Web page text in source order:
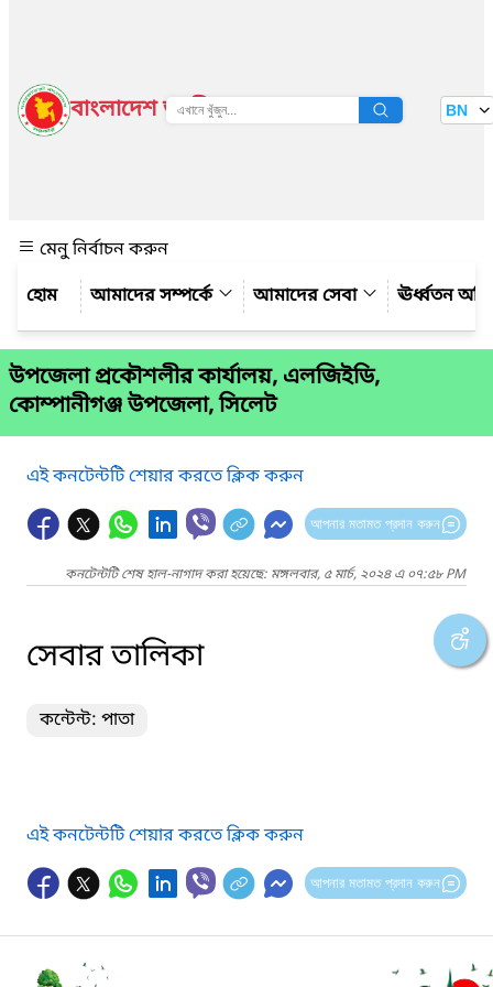
বাংলাদেশ জাতীয় তথ্য বাতায়ন BN
মেনু নির্বাচন করুন
আমাদের সম্পর্কে
আমাদের সেবা ঊর্ধ্বতন
উপজেলা প্রকৌশলীর কার্যালয়, এলজিইডি,
কোম্পানীগঞ্জ উপজেলা, সিলেট
এই কনটেন্টটি শেয়ার করতে ক্লিক করুন
আপনার মতামত প্রদান করুন
কনটেন্টটি শেষ হাল-নাগাদ করা হয়েছে: মঙ্গলবার, ৫ মার্চ, ২০২৪ এ ০৭:৫৮ PM
সেবার তালিকা
কন্টেন্ট: পাতা
এই কনটেন্টটি শেয়ার করতে ক্লিক করুন
আপনার মতামত প্রদান করুন